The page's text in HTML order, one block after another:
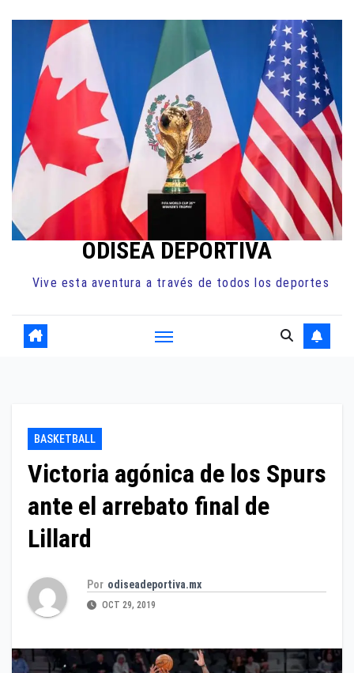
contenido
ODISEA DEPORTIVA
Vive esta aventura a través de todos los deportes
BASKETBALL
Victoria agónica de los Spurs
ante el arrebato final de
Lillard
Por odiseadeportiva.mx
OCT 29, 2019